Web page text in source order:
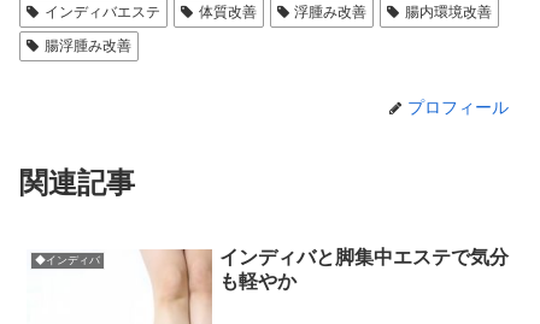
インディバエステ
体質改善 浮腫み改善
腸内環境改善
腸浮腫み改善
プロフィール
関連記事
◆インディバ
インディバと脚集中エステで気分
も軽やか